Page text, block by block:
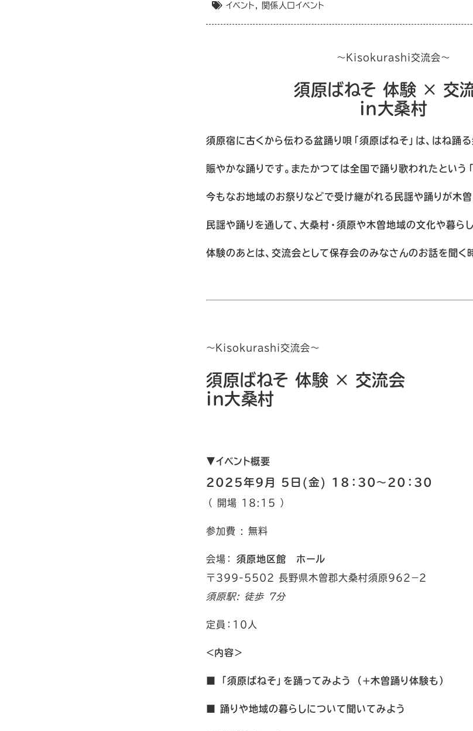
イベント 関係人口イベント
〜Kisokurashi交流会〜
須原ばねそ 体験 × 交
in大桑村
須原宿に古くから伝わる盆踊り唄「須原ばねそ」は、はね踊
賑やかな踊りです。またかつては全国で踊り歌われたという
今もなお地域のお祭りなどで受け継がれる民謡や踊りが木曽
民謡や踊りを通して、大桑村・須原や木曽地域の文化や暮ら
体験のあとは、交流会として保存会のみなさんのお話を聞く
〜Kisokurashi交流会〜
須原ばねそ 体験 × 交流会
in大桑村
▼イベント概要
2025年9月 5日(金) 18 ：30～20：30
（ 開場 18:15 ）
参加費 : 無料
会場： 須原地区館 ホール
〒399-5502 長野県木曽郡大桑村須原９６２−２
須原駅: 徒歩 7分
定員：10人
＜内容＞
■ 「須原ばねそ」を踊ってみよう （+木曽踊り体験も）
■ 踊りや地域の暮らしについて聞いてみよう